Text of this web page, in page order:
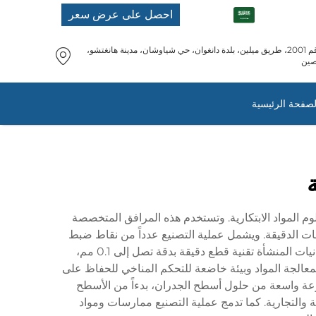
احصل على عرض سعر
رقم 2001، طريق ميلين، بلدة دانغوان، حي شياوشان، مدينة هانغتشو،
الرئيسية
المواد الابتكارية. وتستخدم هذه المرافق المتخصصة
الدقيقة. ويشمل عملية التصنيع عدداً من نقاط ضبط
الجودة، بدءاً من اختيار المواد الخام وحتى فحص المنتج النهائي، مما يضمن جودة متسقة عبر جميع دفعات الإنتاج. وتشمل إمكانيات المنشأة تقنية قطع دقيقة بدقة تصل إلى 0.1 مم،
المواد وبيئة خاضعة للتحكم المناخي للحفاظ على
واسعة من حلول أسطح الجدران، بدءاً من الأسطح
كما تدمج عملية التصنيع ممارسات ومواد